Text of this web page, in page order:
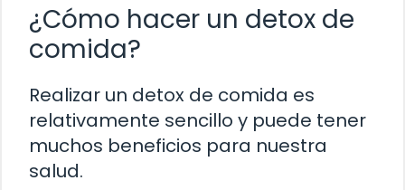
¿Cómo hacer un detox de
comida?
Realizar un detox de comida es
relativamente sencillo y puede tener
muchos beneficios para nuestra
salud.